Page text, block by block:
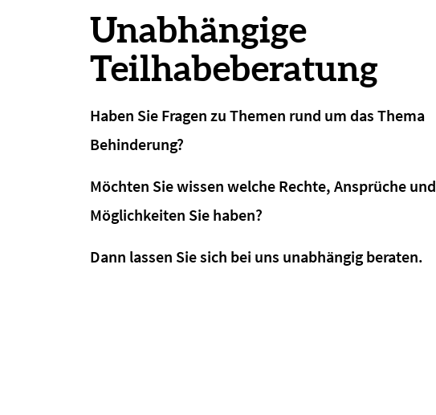
Unabhängige
Teilhabeberatung
Haben Sie Fragen zu Themen rund um das Thema
Behinderung?
Möchten Sie wissen welche Rechte, Ansprüche und
Möglichkeiten Sie haben?
Dann lassen Sie sich bei uns unabhängig beraten.